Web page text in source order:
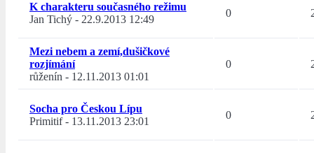
K charakteru současného režimu
Jan Tichý - 22.9.2013 12:49
0
Mezi nebem a zemí,dušičkové
rozjímání
růženín - 12.11.2013 01:01
0
Socha pro Českou Lípu
Primitif- 13.11.2013 23:01
0